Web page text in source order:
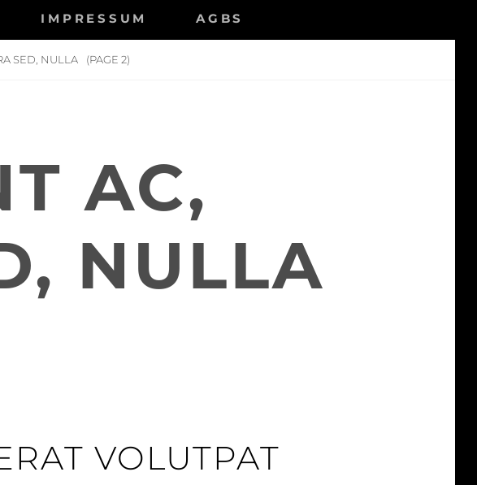
IMPRESSUM AGBS
SED, NULLA (PAGE 2)
AC,
NULLA
VOLUTPAT